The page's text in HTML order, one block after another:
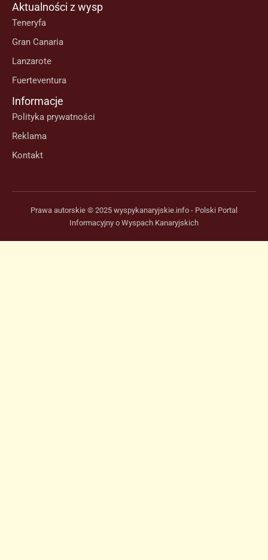
Aktualności z wysp
Teneryfa
Gran Canaria
Lanzarote
Fuerteventura
Informacje
Polityka prywatności
Reklama
Kontakt
Prawa autorskie © 2025 wyspykanaryjskie.info - Polski Portal
Informacyjny o Wyspach Kanaryjskich